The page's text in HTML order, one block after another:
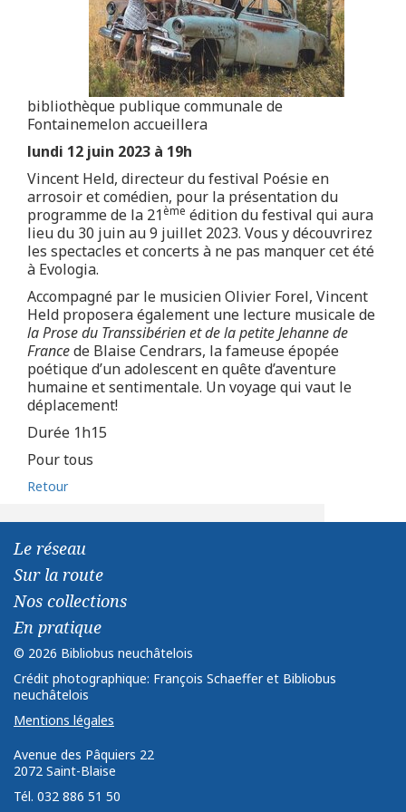
bibliothèque publique communale de
Fontainemelon accueillera
lundi 12 juin 2023 à 19h
Vincent Held, directeur du festival Poésie en
arrosoir et comédien, pour la présentation du
programme de la 21ème édition du festival qui aura
lieu du 30 juin au 9 juillet 2023. Vous y découvrirez
les spectacles et concerts à ne pas manquer cet été
à Evologia.
Accompagné par le musicien Olivier Forel, Vincent
Held proposera également une lecture musicale de
la Prose du Transsibérien et de la petite Jehanne de
Francede Blaise Cendrars, la fameuse épopée
poétique d’un adolescent en quête d’aventure
humaine et sentimentale. Un voyage qui vaut le
déplacement!
Durée 1h15
Pour tous
Retour
Le réseau
Sur la route
Nos collections
En pratique
© 2026 Bibliobus neuchâtelois
Crédit photographique: François Schaeffer et Bibliobus
neuchâtelois
Mentions légales
Avenue des Pâquiers 22 ­ ­
2072 Saint-Blaise ­ ­ ­
Tél. 032 886 51 50